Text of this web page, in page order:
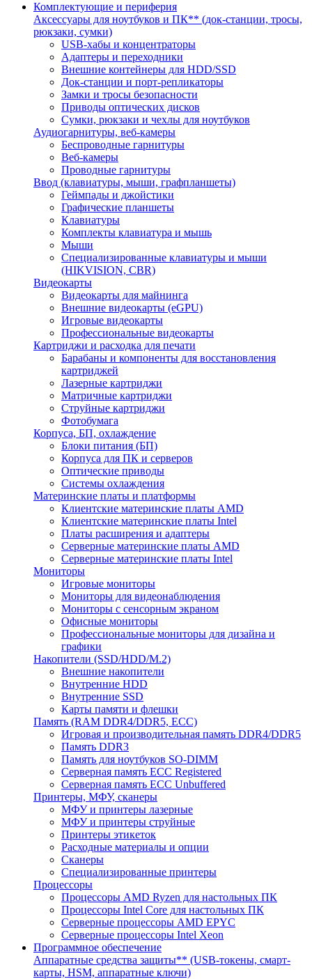
Комплектующие и периферия
Аксессуары для ноутбуков и ПК** (док-станции, тросы,
рюкзаки, сумки)
USB-хабы и концентраторы
Адаптеры и переходники
Внешние контейнеры для HDD/SSD
Док-станции и порт-репликаторы
Замки и тросы безопасности
Приводы оптических дисков
Сумки, рюкзаки и чехлы для ноутбуков
Аудиогарнитуры, веб-камеры
Беспроводные гарнитуры
Веб-камеры
Проводные гарнитуры
Ввод (клавиатуры, мыши, графпланшеты)
Геймпады и джойстики
Графические планшеты
Клавиатуры
Комплекты клавиатура и мышь
Мыши
Специализированные клавиатуры и мыши
(HIKVISION, CBR)
Видеокарты
Видеокарты для майнинга
Внешние видеокарты (eGPU)
Игровые видеокарты
Профессиональные видеокарты
Картриджи и расходка для печати
Барабаны и компоненты для восстановления
картриджей
Лазерные картриджи
Матричные картриджи
Струйные картриджи
Фотобумага
Корпуса, БП, охлаждение
Блоки питания (БП)
Корпуса для ПК и серверов
Оптические приводы
Системы охлаждения
Материнские платы и платформы
Клиентские материнские платы AMD
Клиентские материнские платы Intel
Платы расширения и адаптеры
Серверные материнские платы AMD
Серверные материнские платы Intel
Мониторы
Игровые мониторы
Мониторы для видеонаблюдения
Мониторы с сенсорным экраном
Офисные мониторы
Профессиональные мониторы для дизайна и
графики
Накопители (SSD/HDD/M.2)
Внешние накопители
Внутренние HDD
Внутренние SSD
Карты памяти и флешки
Память (RAM DDR4/DDR5, ECC)
Игровая и производительная память DDR4/DDR5
Память DDR3
Память для ноутбуков SO-DIMM
Серверная память ECC Registered
Серверная память ECC Unbuffered
Принтеры, МФУ, сканеры
МФУ и принтеры лазерные
МФУ и принтеры струйные
Принтеры этикеток
Расходные материалы и опции
Сканеры
Специализированные принтеры
Процессоры
Процессоры AMD Ryzen для настольных ПК
Процессоры Intel Core для настольных ПК
Серверные процессоры AMD EPYC
Серверные процессоры Intel Xeon
Программное обеспечение
Аппаратные средства защиты** (USB-токены, смарт-
карты, HSM, аппаратные ключи)